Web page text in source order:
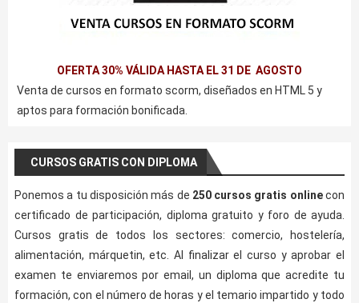
OFERTA 30% VÁLIDA HASTA EL 31 DE AGOSTO
Venta de cursos en formato scorm, diseñados en HTML 5 y
aptos para formación bonificada.
CURSOS GRATIS CON DIPLOMA
Ponemos a tu disposición más de 250 cursos gratis onlinecon
certificado de participación, diploma gratuito y foro de ayuda.
Cursos gratis de todos los sectores: comercio, hostelería,
alimentación, márquetin, etc. Al finalizar el curso y aprobar el
examen te enviaremos por email, un diploma que acredite tu
formación, con el número de horas y el temario impartido y todo